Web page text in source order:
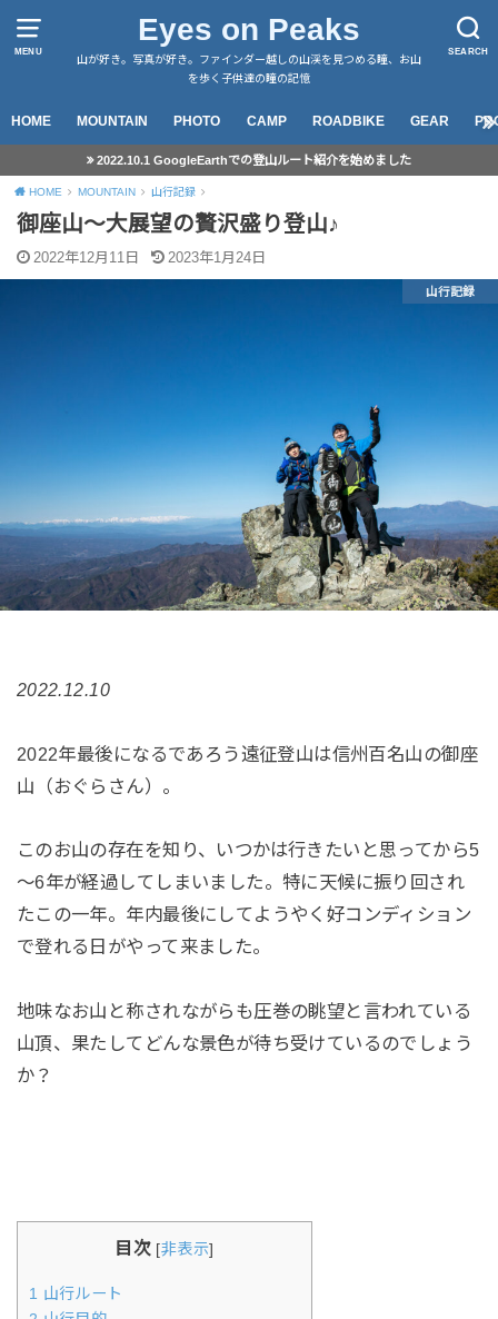
MENU SEARCH
Eyes on Peaks
山が好き。写真が好き。ファインダー越しの山渓を見つめる瞳、お山
を歩く子供達の瞳の記憶
HOME MOUNTAIN PHOTO CAMP ROADBIKE GEAR
2022.10.1 GoogleEarthでの登山ルート紹介を始めました
HOME MOUNTAIN 山行記録
御座山～大展望の贅沢盛り登山♪
2022年12月11日 2023年1月24日
山行記録
2022.12.10
2022年最後になるであろう遠征登山は信州百名山の御座
山（おぐらさん）。
このお山の存在を知り、いつかは行きたいと思ってから5
～6年が経過してしまいました。特に天候に振り回され
たこの一年。年内最後にしてようやく好コンディション
で登れる日がやって来ました。
地味なお山と称されながらも圧巻の眺望と言われている
山頂、果たしてどんな景色が待ち受けているのでしょう
か？
目次 [非表示]
1 山行ルート